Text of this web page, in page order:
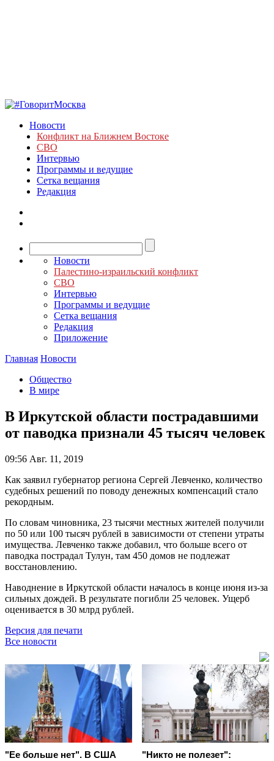
Новости
Конфликт на Ближнем Востоке
СВО
Интервью
Программы и ведущие
Сетка вещания
Редакция
Новости
Палестино-израильский конфликт
СВО
Интервью
Программы и ведущие
Сетка вещания
Редакция
Приложение
Главная Новости
Общество
В мире
В Иркутской области пострадавшими
от паводка признали 45 тысяч человек
09:56 Авг. 11, 2019
Как заявил губернатор региона Сергей Левченко, количество
судебных решений по поводу денежных компенсаций стало
рекордным.
По словам чиновника, 23 тысячи местных жителей получили
по 50 или 100 тысяч рублей в зависимости от степени утраты
имущества. Левченко также добавил, что больше всего от
паводка пострадал Тулун, там 450 домов не подлежат
восстановлению.
Наводнение в Иркутской области началось в конце июня из-за
сильных дождей. В результате погибли 25 человек. Ущерб
оценивается в 30 млрд рублей.
Версия для печати
Все новости
"Ее больше нет". В США
"Никто не полезет":